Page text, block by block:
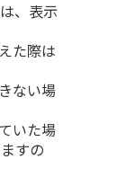
、表示
た際は
ない場
いた場
すの